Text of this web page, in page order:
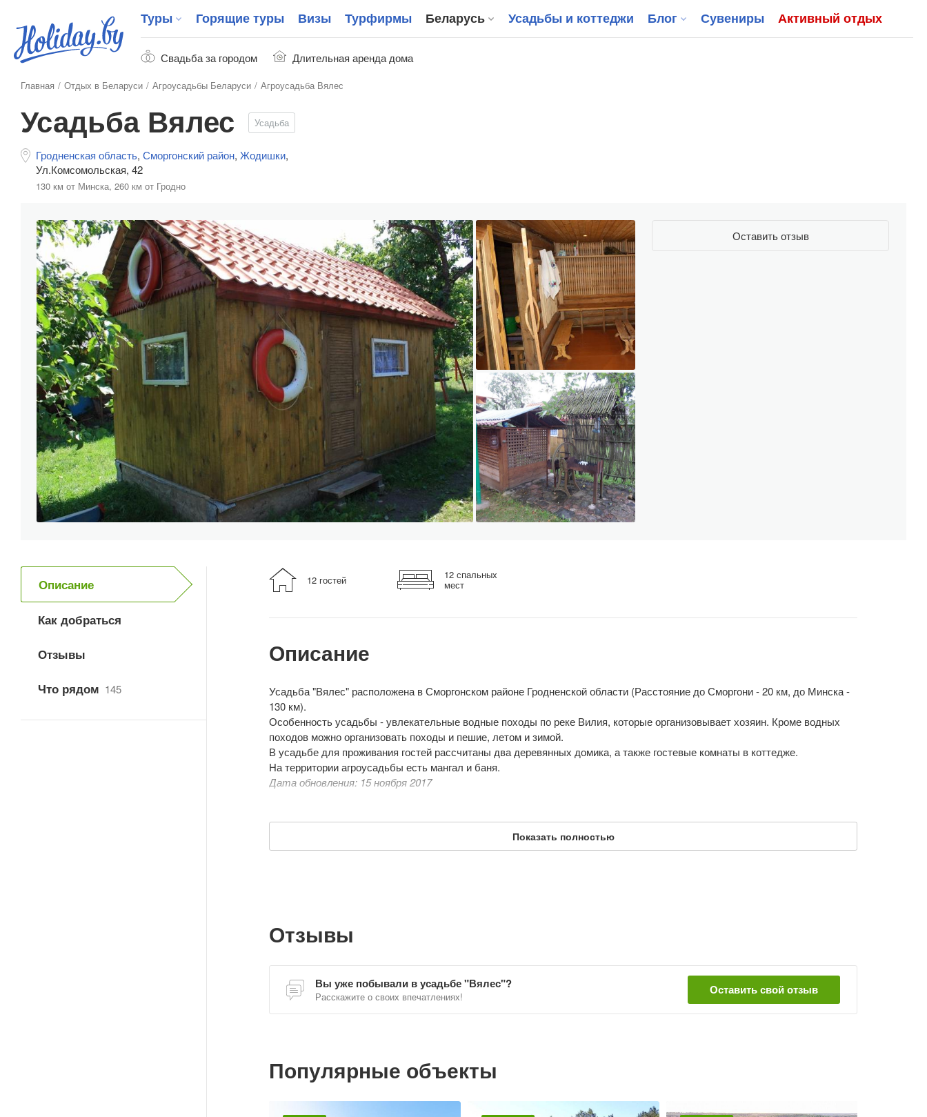
Свадьба за городом Длительная аренда дома
Туры Горящие туры Визы Турфирмы Беларусь Усадьбы и коттеджи Блог Сувениры Активный отдых
Главная Отдых в Беларуси Агроусадьбы Беларуси Агроусадьба Вялес
Усадьба Вялес Усадьба
Гродненская область, Сморгонский район, Жодишки,
Ул.Комсомольская, 42
130 км от Минска, 260 км от Гродно
Оставить отзыв
Описание
Как добраться
Отзывы
Что рядом 145
12 гостей 12 спальных
мест
Описание
Усадьба "Вялес" расположена в Сморгонском районе Гродненской области (Расстояние до Сморгони - 20 км, до Минска -
130 км).
Особенность усадьбы - увлекательные водные походы по реке Вилия, которые организовывает хозяин. Кроме водных
походов можно организовать походы и пешие, летом и зимой.
В усадьбе для проживания гостей рассчитаны два деревянных домика, а также гостевые комнаты в коттедже.
На территории агроусадьбы есть мангал и баня.
Дата обновления: 15 ноября 2017
Показать полностью
Отзывы
Вы уже побывали в усадьбе "Вялес"?
Расскажите о своих впечатлениях! Оставить свой отзыв
Популярные объекты